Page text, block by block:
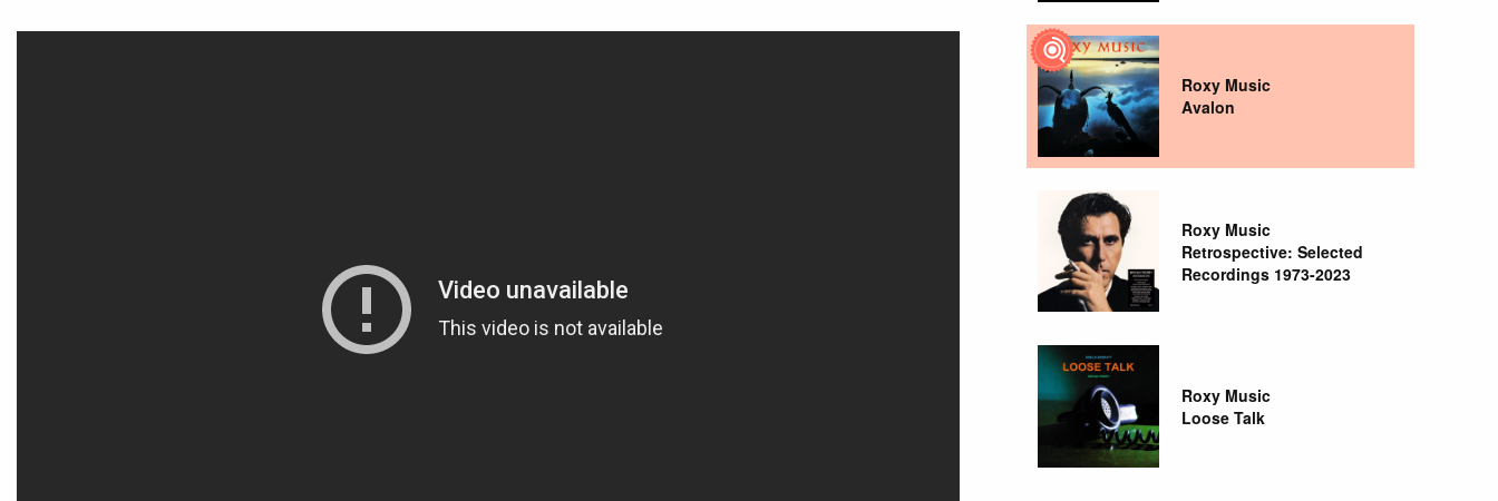
Roxy Music
Avalon
Roxy Music
Retrospective: Selected
Recordings 1973-2023
Roxy Music
Loose Talk